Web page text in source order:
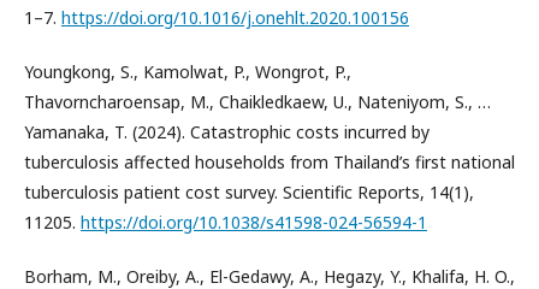
1–7. https://doi.org/10.1016/j.onehlt.2020.100156
Youngkong, S., Kamolwat, P., Wongrot, P.,
Thavorncharoensap, M., Chaikledkaew, U., Nateniyom, S., …
Yamanaka, T. (2024). Catastrophic costs incurred by
tuberculosis affected households from Thailand’s first national
tuberculosis patient cost survey. Scientific Reports, 14(1),
11205. https://doi.org/10.1038/s41598-024-56594-1
Borham, M., Oreiby, A., El-Gedawy, A., Hegazy, Y., Khalifa, H. O.,